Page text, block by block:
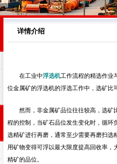
详情介绍
在工业中浮选机工作流程的精选作业
位金属矿的浮选机的浮选工作中，选矿比
然而，非金属矿品位往往较高，选矿
程的控制，当矿石品位发生变化时，循环
选精矿进行再磨，通常至少需要再磨扫
用矿物变得可浮以最大限度提高回收率
精矿的品位。